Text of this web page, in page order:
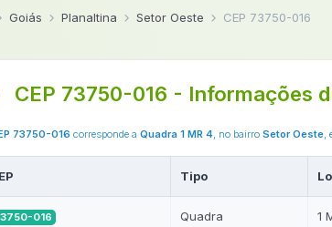
Goiás Planaltina Setor Oeste CEP 73750-016
CEP 73750-016 - Informações
73750-016 corresponde a Quadra 1 MR 4, no bairro Setor Oeste,
Tipo
016 Quadra 1